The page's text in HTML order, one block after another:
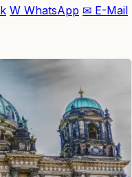
W WhatsApp ✉ E-Mail